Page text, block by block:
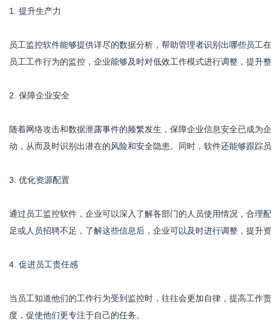
1. 提升生产力
员工监控软件能够提供详尽的数据分析，帮助管理者识别出哪些员工
员工工作行为的监控，企业能够及时对低效工作模式进行调整，提升
2. 保障企业安全
随着网络攻击和数据泄露事件的频繁发生，保障企业信息安全已成为
动，从而及时识别出潜在的风险和安全隐患。同时，软件还能够跟踪
3. 优化资源配置
通过员工监控软件，企业可以深入了解各部门的人员使用情况，合理
足或人员招聘不足，了解这些信息后，企业可以及时进行调整，提升
4. 促进员工责任感
当员工知道他们的工作行为受到监控时，往往会更加自律，提高工作
度，促使他们更专注于自己的任务。